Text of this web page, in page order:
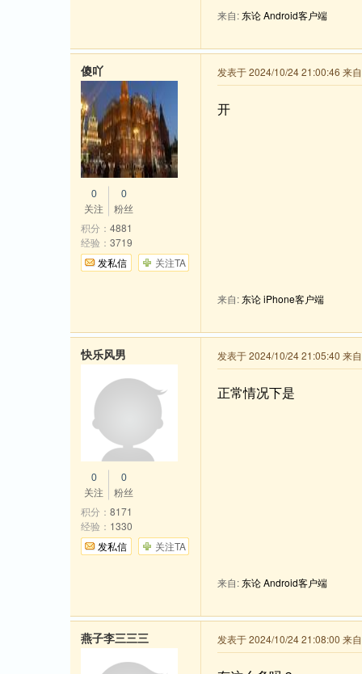
来自:东论 Android客户端
发表于 2024/10/24 21:00:46 来
开
来自:东论 iPhone客户端
傻吖
0
关注
0
粉丝
积分： 4881
经验： 3719
发私信
关注TA
发表于 2024/10/24 21:05:40 来
正常情况下是
来自:东论 Android客户端
快乐风男
0
关注
0
粉丝
积分： 8171
经验： 1330
发私信
关注TA
发表于 2024/10/24 21:08:00 来
燕子李三三三